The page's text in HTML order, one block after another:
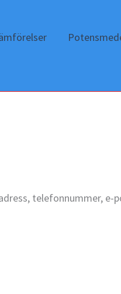
telefonnummer, e-